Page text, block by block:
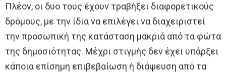
Πλέον, οι δυο τους έχουν τραβήξει διαφορετικούς
δρόμους, με την ίδια να επιλέγει να διαχειριστεί
την προσωπική της κατάσταση μακριά από τα φώτα
της δημοσιότητας. Μέχρι στιγμής δεν έχει υπάρξει
κάποια επίσημη επιβεβαίωση ή διάψευση από τα